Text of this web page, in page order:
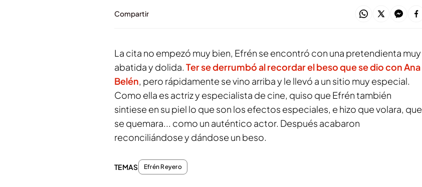
Compartir
La cita no empezó muy bien, Efrén se encontró con una pretendienta muy
abatida y dolida. Ter se derrumbó al recordar el beso que se dio con Ana
Belén, pero rápidamente se vino arriba y le llevó a un sitio muy especial.
Como ella es actriz y especialista de cine, quiso que Efrén también
sintiese en su piel lo que son los efectos especiales, e hizo que volara, que
se quemara... como un auténtico actor. Después acabaron
reconciliándose y dándose un beso.
TEMAS Efrén Reyero